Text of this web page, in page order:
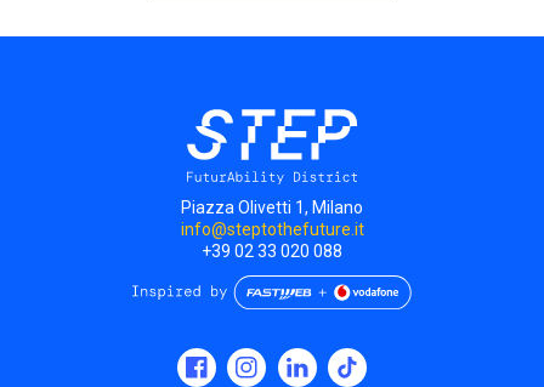
Piazza Olivetti 1, Milano
info@steptothefuture.it
+39 02 33 020 088